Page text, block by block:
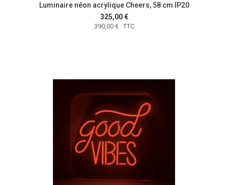
Luminaire néon acrylique Cheers, 58 cm IP20
325,00 €
390,00 € TTC